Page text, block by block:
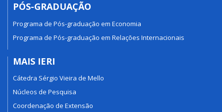
PÓS-GRADUAÇÃO
Programa de Pós-graduação em Economia
Programa de Pós-graduação em Relações Internacionais
MAIS IERI
Cátedra Sérgio Vieira de Mello
Núcleos de Pesquisa
Coordenação de Extensão